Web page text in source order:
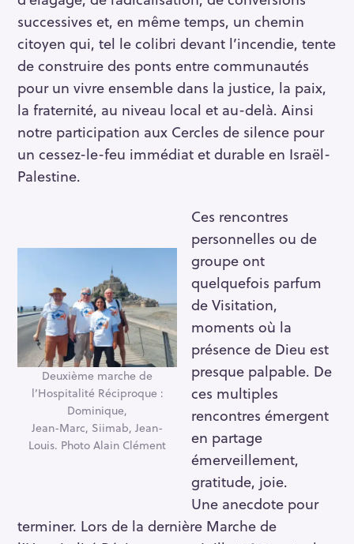
successives et, en même temps, un chemin
citoyen qui, tel le colibri devant l’incendie, tente
de construire des ponts entre communautés
pour un vivre ensemble dans la justice, la paix,
la fraternité, au niveau local et au-delà. Ainsi
notre participation aux Cercles de silence pour
un cessez-le-feu immédiat et durable en Israël-
Palestine.
Deuxième marche de
l’Hospitalité Réciproque :
Dominique,
Jean-Marc, Siimab, Jean-
Louis. Photo Alain Clément
Ces rencontres
personnelles ou de
groupe ont
quelquefois parfum
de Visitation,
moments où la
présence de Dieu est
presque palpable. De
ces multiples
rencontres émergent
en partage
émerveillement,
gratitude, joie.
Une anecdote pour
terminer. Lors de la dernière Marche de